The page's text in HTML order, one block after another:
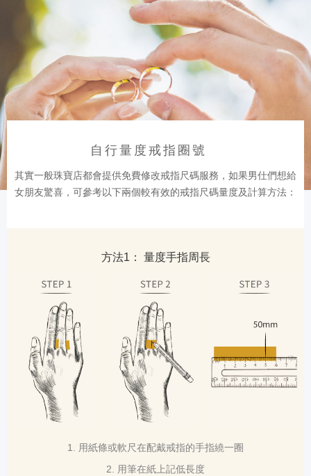
自行量度戒指圈號
其實一般珠寶店都會提供免費修改戒指尺碼服務，如果男仕們想給
女朋友驚喜，可參考以下兩個較有效的戒指尺碼量度及計算方法：
方法1： 量度手指周長
1. 用紙條或軟尺在配戴戒指的手指繞一圈
2. 用筆在紙上記低長度